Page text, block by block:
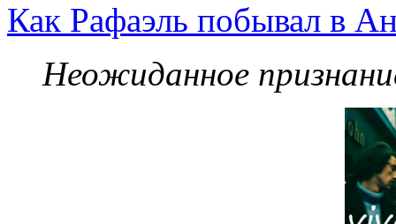
Как Рафаэль побывал в
Неожиданное